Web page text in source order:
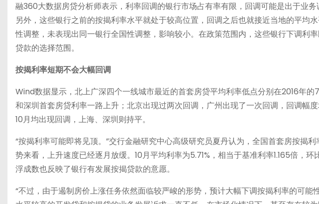
融360大数据房贷分析师表示，利率回调的银行市场占有率有限，回调可能是出于业务
另外，这些银行之前的按揭利率水平就处于较高位置，回调之后也就接近当地的平均
性调整，未表现出同一银行全国性调整，影响较小。在政策范围内，这些银行下调利
贷款的选择范围。
按揭利率短期不会大幅回调
Wind数据显示，北上广深四个一线城市最近的首套房贷平均利率低点分别在2016年
和深圳首套房贷利率一路上升；北京出现过两次回调，广州出现了一次回调，回调幅
10月均出现回调，上海、深圳则持平。
“按揭利率可能即将见顶。”交行金融研究中心高级研究员夏丹认为，全国首套房按揭
势来看，上升速度已经逐月放缓。10月平均利率为5.71%，相当于基准利率1.165倍，
浮成数也反映了银行有发展按揭贷款的意愿。
“不过，由于遏制房价上涨任务依然面临较严峻的形势，预计大幅下调按揭利率的可能